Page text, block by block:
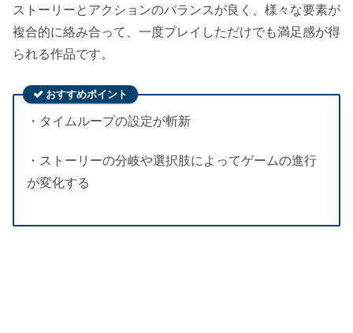
ストーリーとアクションのバランスが良く、様々な要素が
複合的に絡み合って、一度プレイしただけでも満足感が得
られる作品です。
おすすめポイント
・タイムループの設定が斬新
・ストーリーの分岐や選択肢によってゲームの進行
が変化する